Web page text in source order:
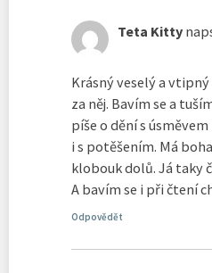
Teta Kitty
Krásný veselý a
za něj. Bavím se a
píše o dění s
i s potěšením. Má
klobouk dolů. Já taky
A bavím se i při čtení
Odpovědět